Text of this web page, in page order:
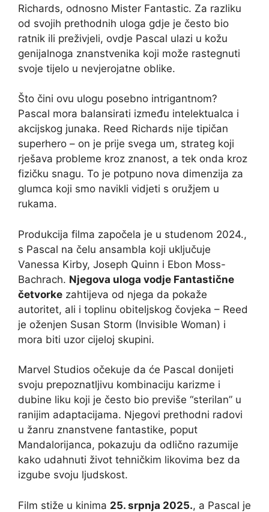
Richards, odnosno Mister Fantastic. Za razliku
od svojih prethodnih uloga gdje je često bio
ratnik ili preživjeli, ovdje Pascal ulazi u kožu
genijalnoga znanstvenika koji može rastegnuti
svoje tijelo u nevjerojatne oblike.
Što čini ovu ulogu posebno intrigantnom?
Pascal mora balansirati između intelektualca i
akcijskog junaka. Reed Richards nije tipičan
superhero – on je prije svega um, strateg koji
rješava probleme kroz znanost, a tek onda kroz
fizičku snagu. To je potpuno nova dimenzija za
glumca koji smo navikli vidjeti s oružjem u
rukama.
Produkcija filma započela je u studenom 2024.,
s Pascal na čelu ansambla koji uključuje
Vanessa Kirby, Joseph Quinn i Ebon Moss-
Bachrach. Njegova uloga vodje Fantastične
četvorke zahtijeva od njega da pokaže
autoritet, ali i toplinu obiteljskog čovjeka – Reed
je oženjen Susan Storm (Invisible Woman) i
mora biti uzor cijeloj skupini.
Marvel Studios očekuje da će Pascal donijeti
svoju prepoznatljivu kombinaciju karizme i
dubine liku koji je često bio previše “sterilan” u
ranijim adaptacijama. Njegovi prethodni radovi
u žanru znanstvene fantastike, poput
Mandalorijanca, pokazuju da odlično razumije
kako udahnuti život tehničkim likovima bez da
izgube svoju ljudskost.
Film stiže u kinima 25. srpnja 2025., a Pascal je